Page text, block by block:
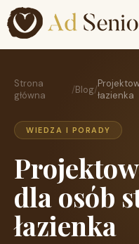
Strona
główna
/Blog/łazienka
WIEDZA I PORADY
dla osób
łazienka